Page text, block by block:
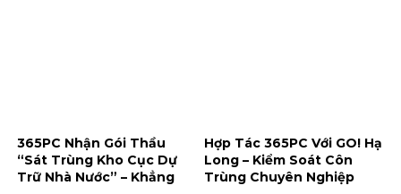
365PC Nhận Gói Thầu
“Sát Trùng Kho Cục Dự
Trữ Nhà Nước” – Khẳng
Hợp Tác 365PC Với GO! Hạ
Long – Kiểm Soát Côn
Trùng Chuyên Nghiệp